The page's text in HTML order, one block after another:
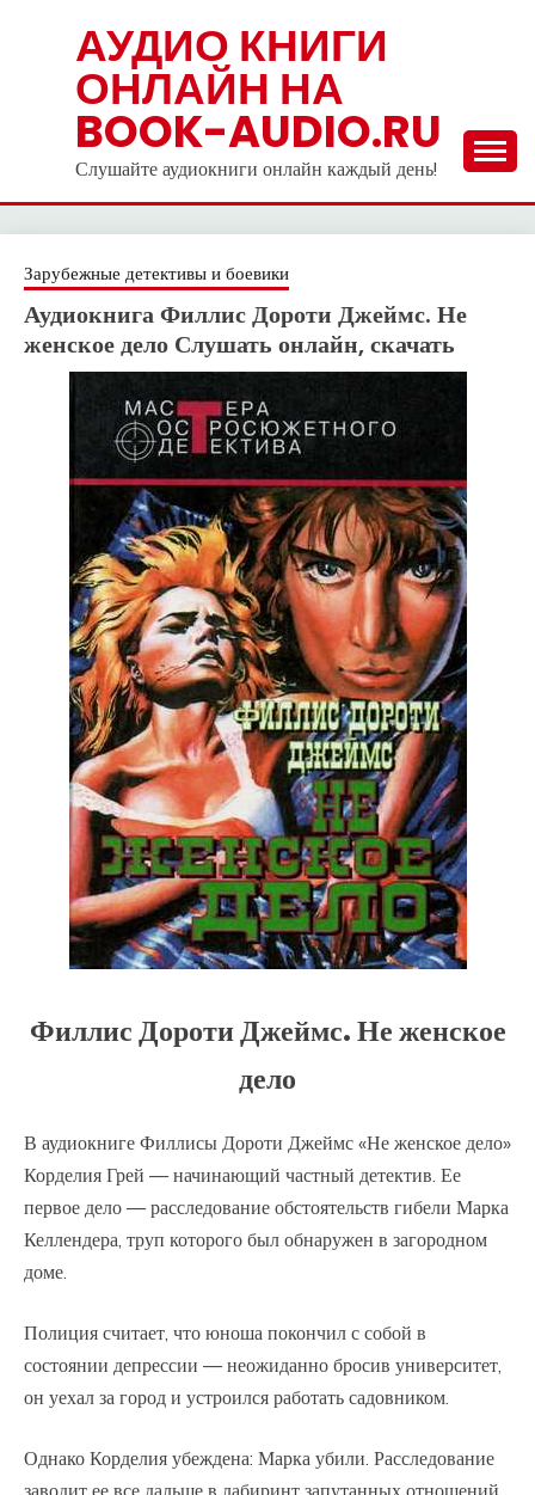
АУДИО КНИГИ
ОНЛАЙН НА
BOOK-AUDIO.RU
Слушайте аудиокниги онлайн каждый день!
Зарубежные детективы и боевики
Аудиокнига Филлис Дороти Джеймс. Не
женское дело Слушать онлайн, скачать
Филлис Дороти Джеймс. Не женское
дело
В аудиокниге Филлисы Дороти Джеймс «Не женское дело»
Корделия Грей — начинающий частный детектив. Ее
первое дело — расследование обстоятельств гибели Марка
Келлендера, труп которого был обнаружен в загородном
доме.
Полиция считает, что юноша покончил с собой в
состоянии депрессии — неожиданно бросив университет,
он уехал за город и устроился работать садовником.
Однако Корделия убеждена: Марка убили. Расследование
заводит ее все дальше в лабиринт запутанных отношений